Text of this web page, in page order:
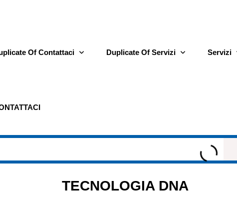
Of Contattaci Duplicate Of Servizi Servizi
TECNOLOGIA DNA